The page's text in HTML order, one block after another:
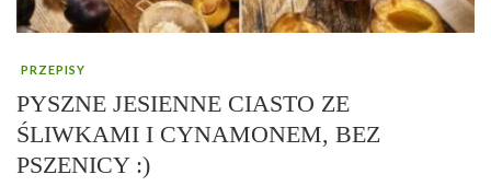
PRZEPISY
PYSZNE JESIENNE CIASTO ZE
ŚLIWKAMI I CYNAMONEM, BEZ
PSZENICY :)